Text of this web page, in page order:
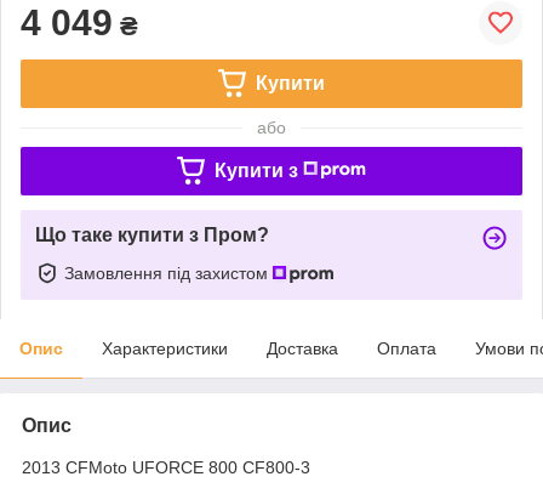
4 049 ₴
Купити
або
Купити з
Що таке купити з Пром?
Замовлення під захистом
Опис Характеристики Доставка Оплата Умови
Опис
2013 CFMoto UFORCE 800 CF800-3